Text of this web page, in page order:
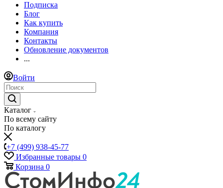
Подписка
Блог
Как купить
Компания
Контакты
Обновление документов
...
Войти
Каталог
По всему сайту
По каталогу
+7 (499) 938-45-77
Избранные товары 0
Корзина 0